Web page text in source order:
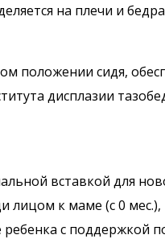
на плечи и
положении сидя,
дисплазии
вставкой для
к маме (с 0 мес.),
с поддержкой